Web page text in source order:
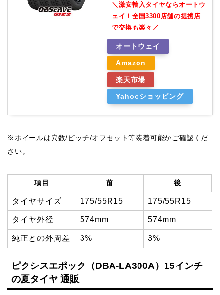
＼激安輸入タイヤならオートウ
ェイ！全国3300店舗の提携店
で交換も楽々／
オートウェイ
Amazon
楽天市場
Yahooショッピング
※ホイールは穴数/ピッチ/オフセット等装着可能かご確認くだ
さい。
項目 前 後
タイヤサイズ 175/55R15 175/55R15
タイヤ外径 574mm 574mm
純正との外周差 3% 3%
ピクシスエポック（DBA-LA300A）15インチ
の夏タイヤ 通販